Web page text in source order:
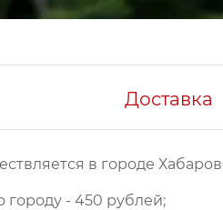
Доставка
в городе
городу - 450 рублей;